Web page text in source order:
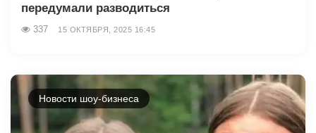
передумали разводиться
337 15 ОКТЯБРЯ, 2025 16:45
Новости шоу-бизнеса